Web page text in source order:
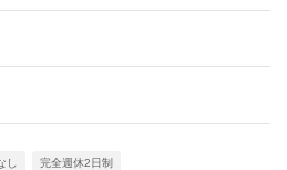
し 完全週休2日制